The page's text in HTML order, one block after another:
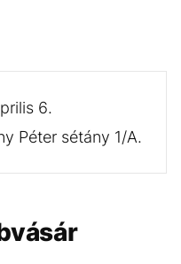
6.
Péter sétány 1/A.